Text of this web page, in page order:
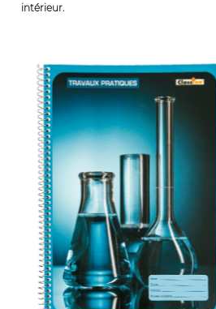
intérieur.